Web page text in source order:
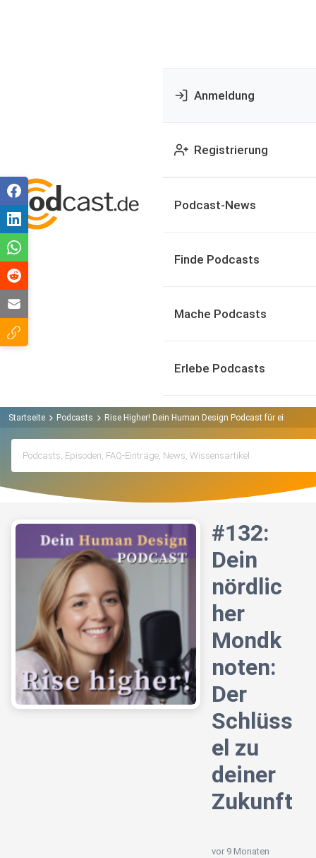
Anmeldung
Registrierung
Podcast-News
Finde Podcasts
Mache Podcasts
Erlebe Podcasts
Startseite Podcasts Rise Higher! Dein Human Design Podcast für eine
#132:
Dein
nördlic
her
Mondk
noten:
Der
Schlüss
el zu
deiner
Zukunft
vor 9 Monaten